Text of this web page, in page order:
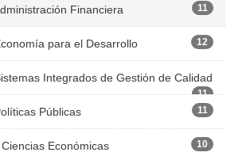
Financiera 11
para el Desarrollo 12
Integrados de Gestión de Calidad
11
Públicas 11
Económicas 10